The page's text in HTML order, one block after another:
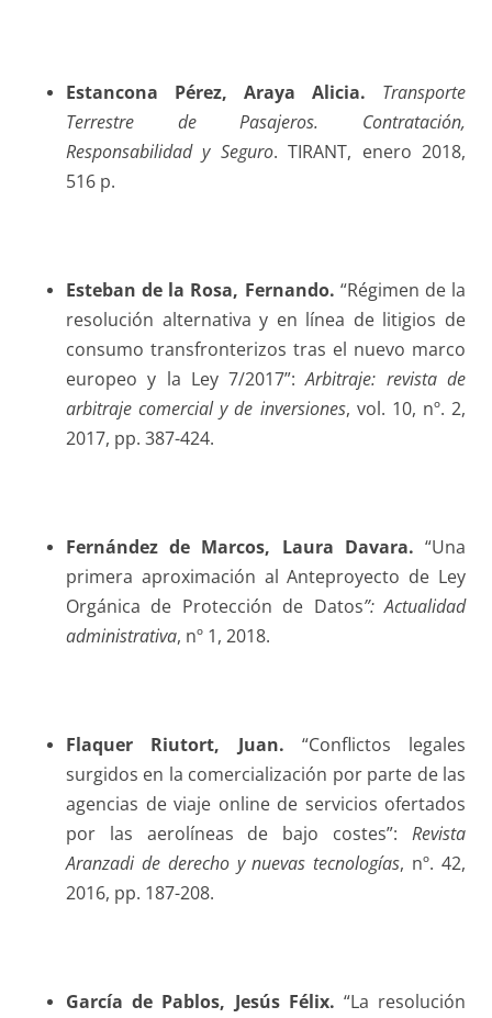
Estancona Pérez, Araya Alicia.
Transporte
Terrestre de Pasajeros. Contratación,
Responsabilidad y Seguro. TIRANT, enero 2018,
516 p.
Esteban de la Rosa, Fernando. “Régimen de la
resolución alternativa y en línea de litigios de
consumo transfronterizos tras el nuevo marco
europeo y la Ley 7/2017”:Arbitraje: revista de
arbitraje comercial y de inversiones, vol. 10, nº. 2,
2017, pp. 387-424.
Fernández de Marcos, Laura Davara. “Una
primera aproximación al Anteproyecto de Ley
Orgánica de Protección de Datos”: Actualidad
administrativa, nº 1, 2018.
Flaquer Riutort, Juan. “Conflictos legales
surgidos en la comercialización por parte de las
agencias de viaje online de servicios ofertados
por las aerolíneas de bajo costes”: Revista
Aranzadi de derecho y nuevas tecnologías, nº. 42,
2016, pp. 187-208.
García de Pablos, Jesús Félix. “La resolución